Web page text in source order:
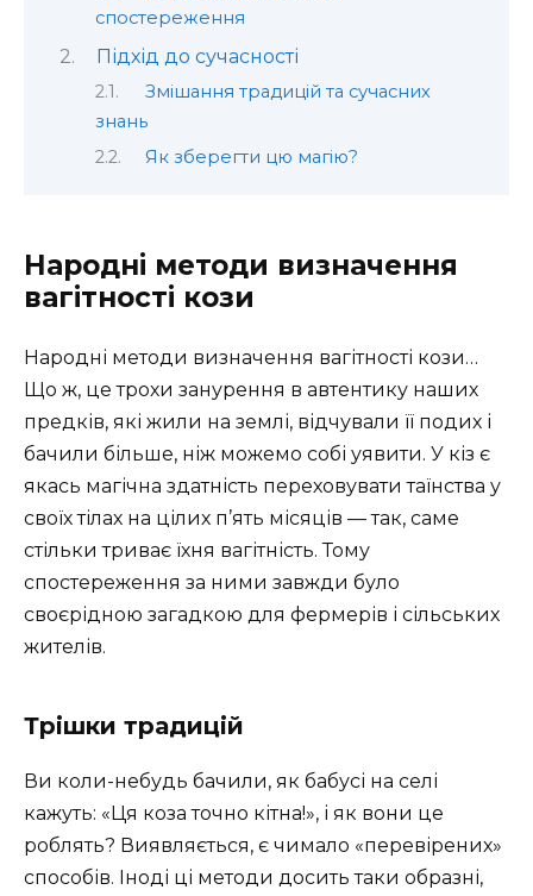
спостереження
Підхід до сучасності
Змішання традицій та сучасних
знань
Як зберегти цю магію?
Народні методи визначення
вагітності кози
Народні методи визначення вагітності кози…
Що ж, це трохи занурення в автентику наших
предків, які жили на землі, відчували її подих і
бачили більше, ніж можемо собі уявити. У кіз є
якась магічна здатність переховувати таїнства у
своїх тілах на цілих п’ять місяців — так, саме
стільки триває їхня вагітність. Тому
спостереження за ними завжди було
своєрідною загадкою для фермерів і сільських
жителів.
Трішки традицій
Ви коли-небудь бачили, як бабусі на селі
кажуть: «Ця коза точно кітна!», і як вони це
роблять? Виявляється, є чимало «перевірених»
способів. Іноді ці методи досить таки образні,